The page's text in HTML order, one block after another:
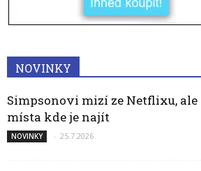
NOVINKY
Simpsonovi mizí ze Netflixu, ale
místa kde je najít
NOVINKY - 25.7.2026